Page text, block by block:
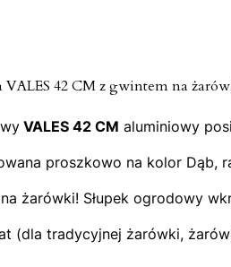
42 CM z gwintem na
VALES 42 CM aluminiowy
proszkowo na kolor
żarówki! Słupek ogrodowy
(dla tradycyjnej żarówki,